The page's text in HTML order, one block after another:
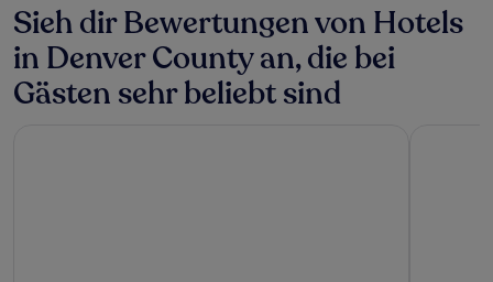
Sieh dir Bewertungen von Hotels
in Denver County an, die bei
Gästen sehr beliebt sind